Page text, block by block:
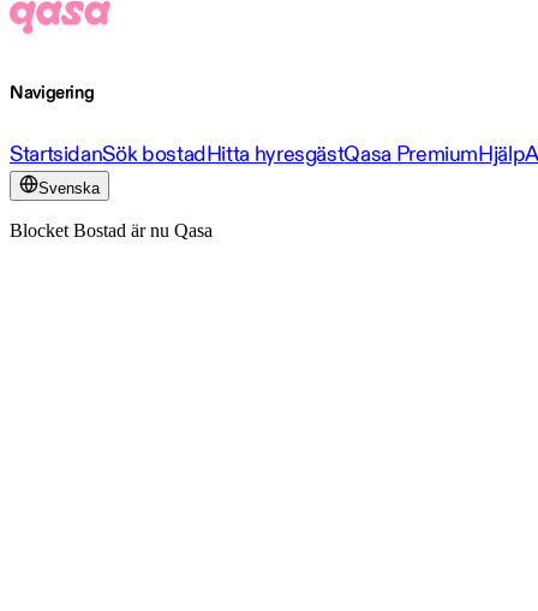
Navigering
StartsidanSök bostadHitta hyresgästQasa PremiumHjälp
Svenska
Blocket Bostad är nu Qasa